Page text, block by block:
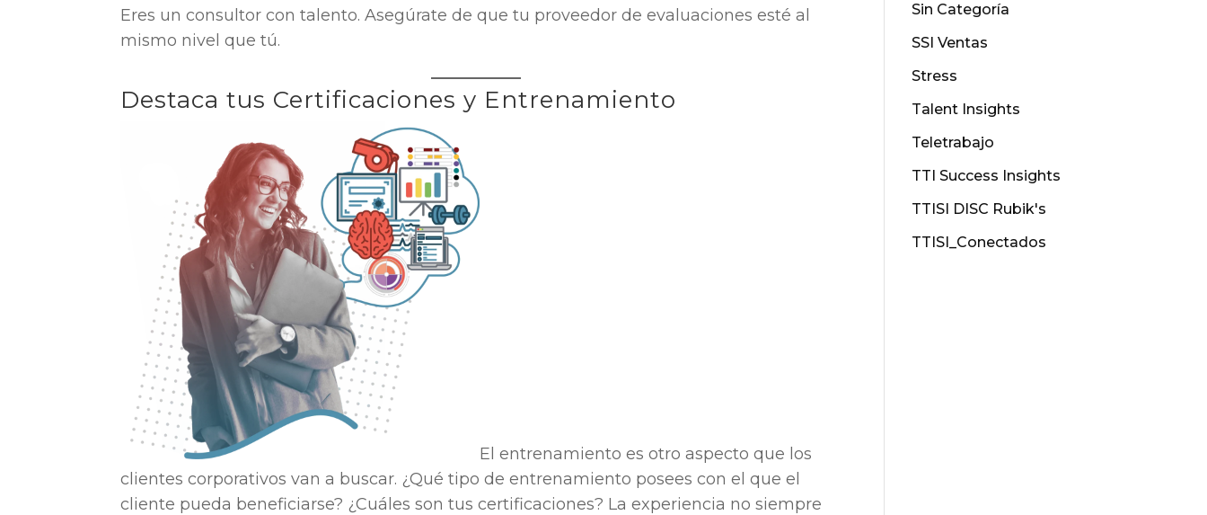
Eres un consultor con talento. Asegúrate de que tu proveedor de evaluaciones esté al
mismo nivel que tú.
Destaca tus Certificaciones y Entrenamiento
El entrenamiento es otro aspecto que los
clientes corporativos van a buscar. ¿Qué tipo de entrenamiento posees con el que el
cliente pueda beneficiarse? ¿Cuáles son tus certificaciones? La experiencia no siempre
Sin Categoría
SSI Ventas
Stress
Talent Insights
Teletrabajo
TTI Success Insights
TTISI DISC Rubik's
TTISI_Conectados